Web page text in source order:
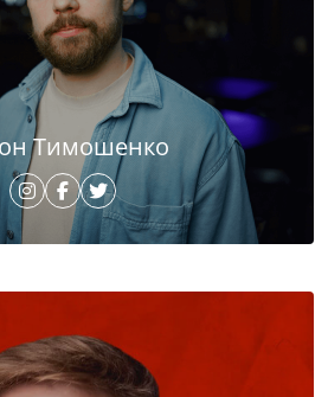
Тимошенко